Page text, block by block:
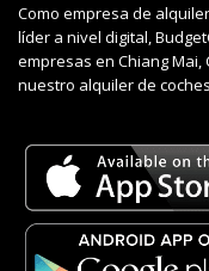
Como empresa de
líder a nivel digital,
empresas en Chiang Mai,
nuestro alquiler de